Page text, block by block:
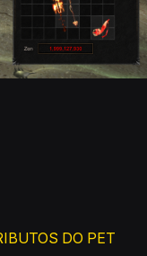
DO PET